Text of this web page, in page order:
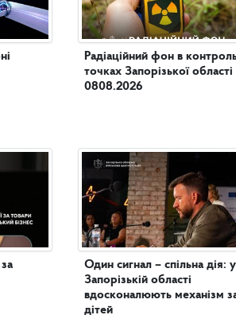
Радіаційний фон в
точках Запорізької області
0808.2026
Один сигнал – спільна дія: у
Запорізькій області
вдосконалюють механізм
дітей